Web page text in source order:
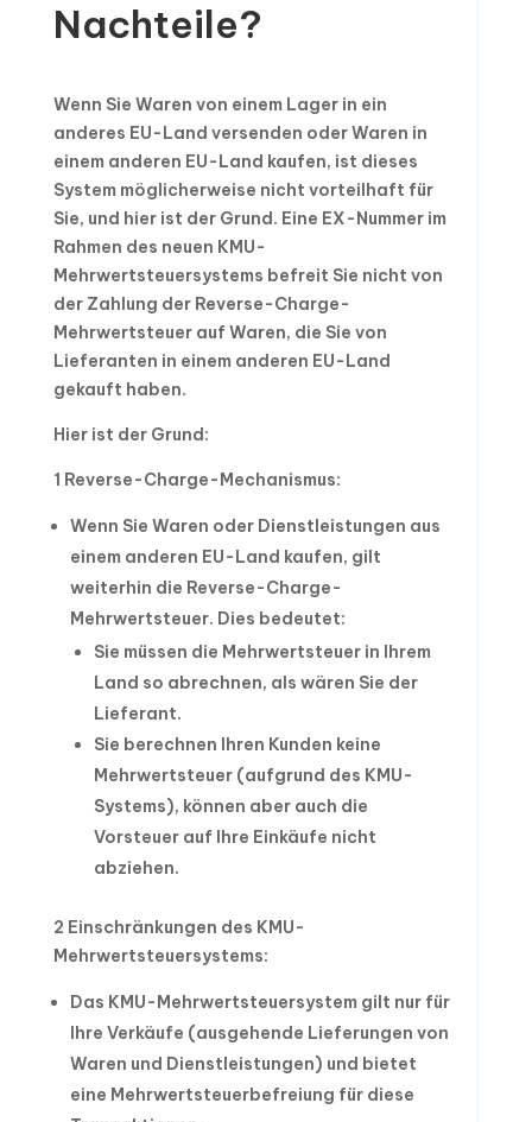
Nachteile?
Wenn Sie Waren von einem Lager in ein
anderes EU-Land versenden oder Waren in
einem anderen EU-Land kaufen, ist dieses
System möglicherweise nicht vorteilhaft für
Sie, und hier ist der Grund. Eine EX-Nummer im
Rahmen des neuen KMU-
Mehrwertsteuersystems befreit Sie nicht von
der Zahlung der Reverse-Charge-
Mehrwertsteuer auf Waren, die Sie von
Lieferanten in einem anderen EU-Land
gekauft haben.
Hier ist der Grund:
1 Reverse-Charge-Mechanismus:
Wenn Sie Waren oder Dienstleistungen aus
einem anderen EU-Land kaufen, gilt
weiterhin die Reverse-Charge-
Mehrwertsteuer. Dies bedeutet:
Sie müssen die Mehrwertsteuer in Ihrem
Land so abrechnen, als wären Sie der
Lieferant.
Sie berechnen Ihren Kunden keine
Mehrwertsteuer (aufgrund des KMU-
Systems), können aber auch die
Vorsteuer auf Ihre Einkäufe nicht
abziehen.
2 Einschränkungen des KMU-
Mehrwertsteuersystems:
Das KMU-Mehrwertsteuersystem gilt nur für
Ihre Verkäufe (ausgehende Lieferungen von
Waren und Dienstleistungen) und bietet
eine Mehrwertsteuerbefreiung für diese